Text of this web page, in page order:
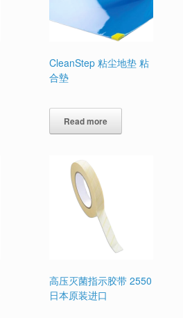
CleanStep 粘尘地垫 粘
合墊
Read more
高压灭菌指示胶带 2550
日本原装进口